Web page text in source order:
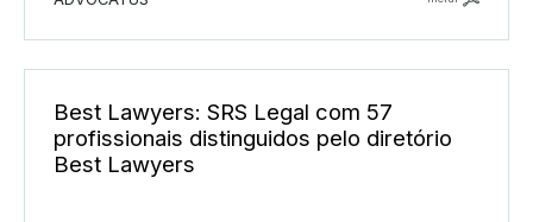
Best Lawyers: SRS Legal com 57
profissionais distinguidos pelo diretório
Best Lawyers